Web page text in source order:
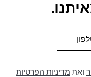
ואת מדיניות הפרטיות